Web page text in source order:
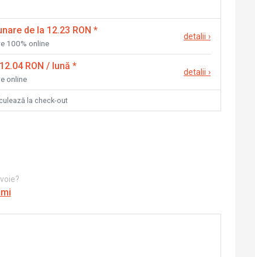
de la 12.23 RON *
100% online
detalii ›
RON / lună *
online
detalii ›
la check-out